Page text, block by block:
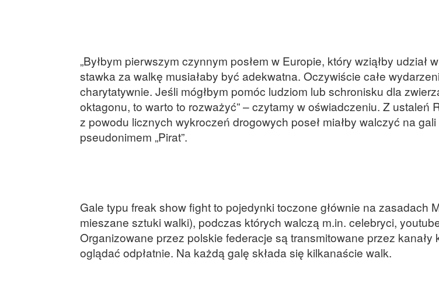
„Byłbym pierwszym czynnym posłem w Europie, który wziąłby udział
stawka za walkę musiałaby być adekwatna. Oczywiście całe
charytatywnie. Jeśli mógłbym pomóc ludziom lub schronisku dla
oktagonu, to warto to rozważyć” – czytamy w oświadczeniu. Z ustaleń
z powodu licznych wykroczeń drogowych poseł miałby walczyć na
pseudonimem „Pirat”.
Gale typu freak show fight to pojedynki toczone głównie na zasadach
mieszane sztuki walki), podczas których walczą m.in. celebryci,
Organizowane przez polskie federacje są transmitowane przez kanały
oglądać odpłatnie. Na każdą galę składa się kilkanaście walk.